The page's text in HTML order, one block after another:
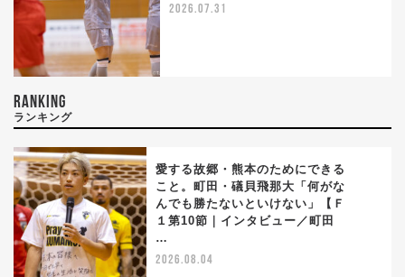
2026.07.31
RANKING
ランキング
愛する故郷・熊本のためにできる
こと。町田・礒貝飛那大「何がな
んでも勝たないといけない」【Ｆ
１第10節｜インタビュー／町田
…
2026.08.04